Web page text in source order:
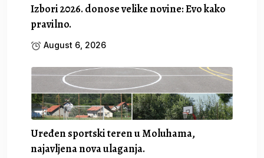
Izbori 2026. donose velike novine: Evo kako
pravilno.
August 6, 2026
Uređen sportski teren u Moluhama,
najavljena nova ulaganja.